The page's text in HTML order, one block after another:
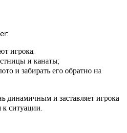
игрока;
и канаты;
и забирать его обратно на
динамичным и заставляет игрока
к ситуации.